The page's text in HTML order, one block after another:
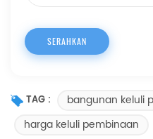
TAG :
bangunan keluli
harga keluli pembinaan